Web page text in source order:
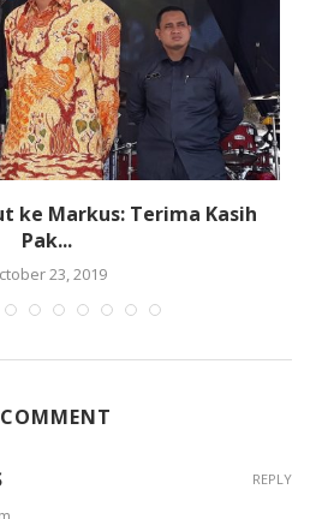
ke Markus: Terima Kasih
Pak...
23, 2019
REPLY